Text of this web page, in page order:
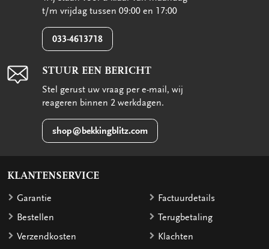
t/m vrijdag tussen 09:00 en 17:00
033-4613718
STUUR EEN BERICHT
Stel gerust uw vraag per e-mail, wij
reageren binnen 2 werkdagen.
shop@bekkingblitz.com
KLANTENSERVICE
Garantie
Bestellen
Verzendkosten
Factuurdetails
Terugbetaling
Klachten